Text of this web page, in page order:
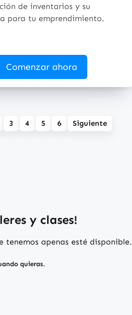
de inventarios y su
para tu emprendimiento.
Comenzar ahora
3 4 5 6 Siguiente
y clases!
tenemos apenas esté disponible.
quieras.